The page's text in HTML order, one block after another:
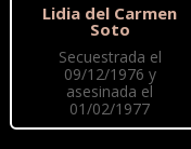
Lidia del Carmen
Soto
Secuestrada el
09/12/1976 y
asesinada el
01/02/1977